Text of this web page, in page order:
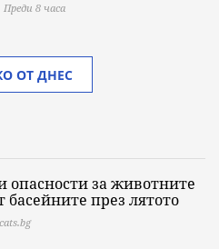
Преди 8 часа
ОТ ДНЕС
опасности за животните
басейните през лятото